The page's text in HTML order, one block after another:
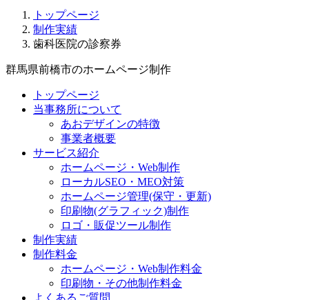
トップページ
制作実績
歯科医院の診察券
群馬県前橋市のホームページ制作
トップページ
当事務所について
あおデザインの特徴
事業者概要
サービス紹介
ホームページ・Web制作
ローカルSEO・MEO対策
ホームページ管理(保守・更新)
印刷物(グラフィック)制作
ロゴ・販促ツール制作
制作実績
制作料金
ホームページ・Web制作料金
印刷物・その他制作料金
よくあるご質問